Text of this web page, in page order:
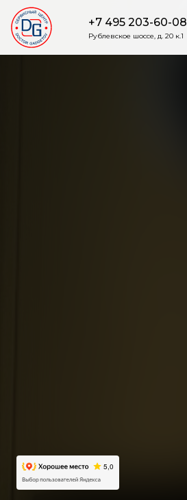
+7 495 203-60-08
Рублевское шоссе, д. 20 к.1